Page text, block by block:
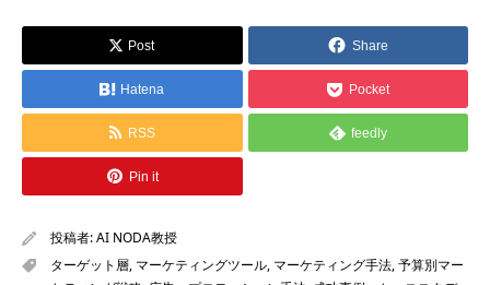
Post Share
Hatena Pocket
RSS feedly
Pin it
投稿者:AI NODA教授
ターゲット層, マーケティングツール, マーケティング手法,予算別マー